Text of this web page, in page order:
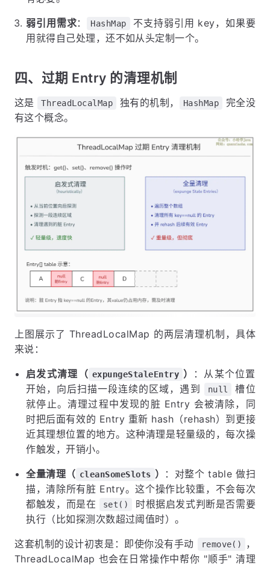
弱引用需求： HashMap
不支持弱引用 key，如果要
用就得自己处理，还不如从头定制一个。
四、过期 Entry 的清理机制
这是 ThreadLocalMap 独有的机制， HashMap
完全没
有这个概念。
上图展示了 ThreadLocalMap 的两层清理机制，具体
来说：
启发式清理（ expungeStaleEntry ）
：从某个位置
开始，向后扫描一段连续的区域，遇到
null
槽位
就停止。清理过程中发现的脏 Entry 会被清除，同
时把后面有效的 Entry 重新 hash（rehash）到更接
近其理想位置的地方。这种清理是轻量级的，每次操
作触发，开销小。
全量清理（ cleanSomeSlots ）
：对整个 table 做扫
描，清除所有脏 Entry。这个操作比较重，不会每次
都触发，而是在
set()
时根据启发式判断是否需要
执行（比如探测次数超过阈值时）。
这套机制的设计初衷是：即使你没有手动 remove()
，
ThreadLocalMap 也会在日常操作中帮你 "顺手" 清理